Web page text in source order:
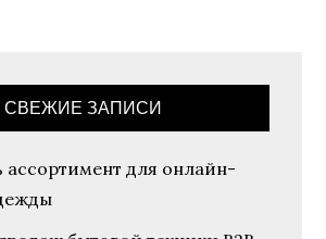
СВЕЖИЕ ЗАПИСИ
ассортимент для онлайн-